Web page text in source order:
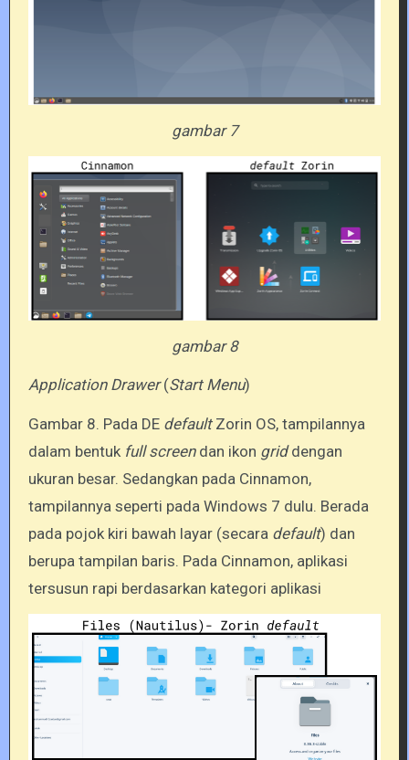
gambar 7
gambar 8
Application Drawer(Start Menu)
Gambar 8. Pada DE default Zorin OS, tampilannya
dalam bentuk full screen dan ikon griddengan
ukuran besar. Sedangkan pada Cinnamon,
tampilannya seperti pada Windows 7 dulu. Berada
pada pojok kiri bawah layar (secara default) dan
berupa tampilan baris. Pada Cinnamon, aplikasi
tersusun rapi berdasarkan kategori aplikasi